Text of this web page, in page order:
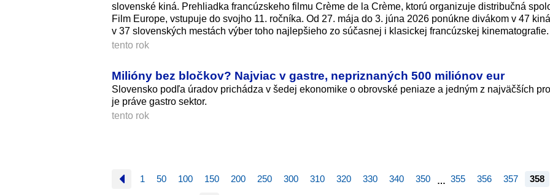
slovenské kiná. Prehliadka francúzskeho filmu Crème de la Crème, ktorú organizuje distribučná
Film Europe, vstupuje do svojho 11. ročníka. Od 27. mája do 3. júna 2026 ponúkne divákom v 47
v 37 slovenských mestách výber toho najlepšieho zo súčasnej i klasickej francúzskej kinematografie.
tento rok
Milióny bez bločkov? Najviac v gastre, nepriznaných 500 miliónov eur
Slovensko podľa úradov prichádza v šedej ekonomike o obrovské peniaze a jedným z najväčších
je práve gastro sektor.
tento rok
1 50 100 150 200 250 300 310 320 330 340 350 … 355 356 357 358